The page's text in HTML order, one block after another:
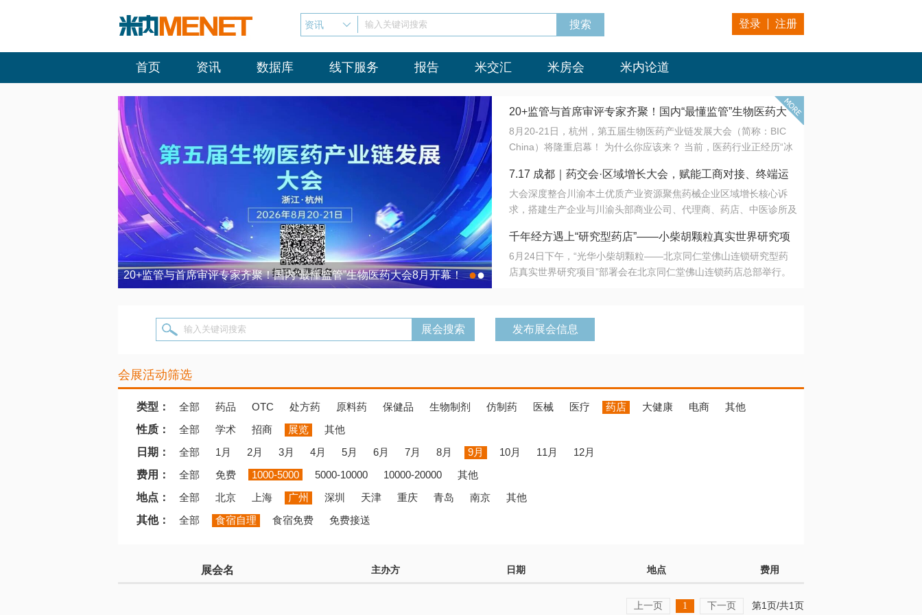
资讯 输入关键词搜索 登录 注册
首页 资讯 数据库 线下服务 报告 米交汇 米房会 米内论道
20+监管与首席审评专家齐聚！国内“最懂监管”生物医药大会8月开幕！ 7.17 成都｜药交会·区域增长大会，赋能工商对接、终端运营
●●
20+监管与首席审评专家齐聚！国内“最懂监管”生物医药大
会8月开幕！
8月20-21日，杭州，第五届生物医药产业链发展大会（简称：BIC
China）将隆重启幕！ 为什么你应该来？ 当前，医药行业正经历“冰
法正重新定义研发效率；另一端是创新药“最后一公里”的支付与入院
难题，呼唤更成熟的产业生态。 同质化“内卷”已无出路，全产业链协
同与出海能力建设才是破局关键。 本届大会以 “重构生态，定义未
算力突围；从中药创新、复杂药物制剂、CGT、多肽与小核酸的技
术攻坚，到CDMO的柔性智造。 我们致力于打破壁垒，让“实验
室”与“生产线”、“研发端”与“支付端”深度对话，更让监管、产业、资
7.17 成都｜药交会·区域增长大会，赋能工商对接、终端运
营
大会深度整合川渝本土优质产业资源聚焦药械企业区域增长核心诉
求，搭建生产企业与川渝头部商业公司、代理商、药店、中医诊所及
域增量份额夯实西南市场战略布局
千年经方遇上“研究型药店”——小柴胡颗粒真实世界研究项
目在北京同仁堂佛山连锁启动
6月24日下午，“光华小柴胡颗粒——北京同仁堂佛山连锁研究型药
店真实世界研究项目”部署会在北京同仁堂佛山连锁药店总部举行。
输入关键词搜索 发布展会信息
会展活动筛选
类型： 全部 药品 OTC 处方药 原料药 保健品 生物制剂 仿制药 医械 医疗 药店 大健康 电商
其他
性质：
全部 学术 招商 展览
其他
日期：
全部 1月 2月 3月 4月 5月 6月 7月 8月 9月 10月 11月
12月
费用：
全部 免费 1000-5000 5000-10000 10000-20000
其他
地点：
全部 北京 上海 广州 深圳 天津 重庆 青岛 南京
其他
其他：
全部 食宿自理 食宿免费 免费接送
展会名 主办方 日期 地点 费用
上一页 1 下一页 第1页/共1页